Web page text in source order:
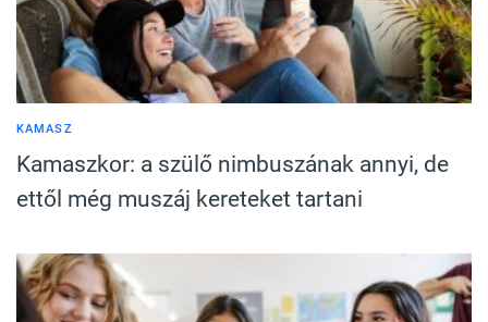
KAMASZ
Kamaszkor: a szülő nimbuszának annyi, de
ettől még muszáj kereteket tartani